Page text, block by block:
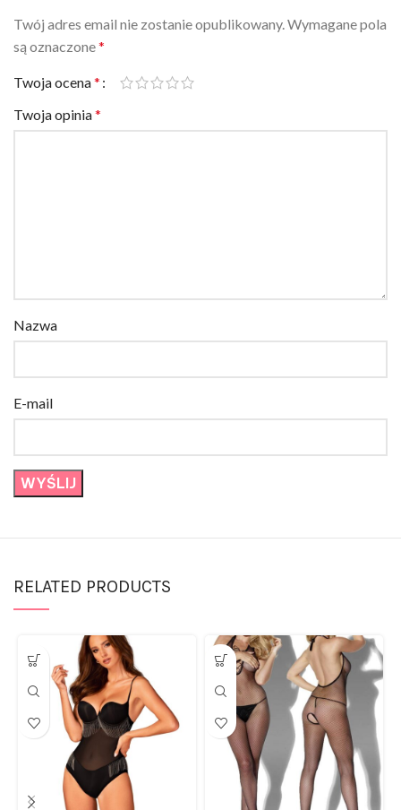
Twój adres email nie zostanie opublikowany. Wymagane pola
są oznaczone *
Twoja ocena *
Twoja opinia *
Nazwa
E-mail
RELATED PRODUCTS